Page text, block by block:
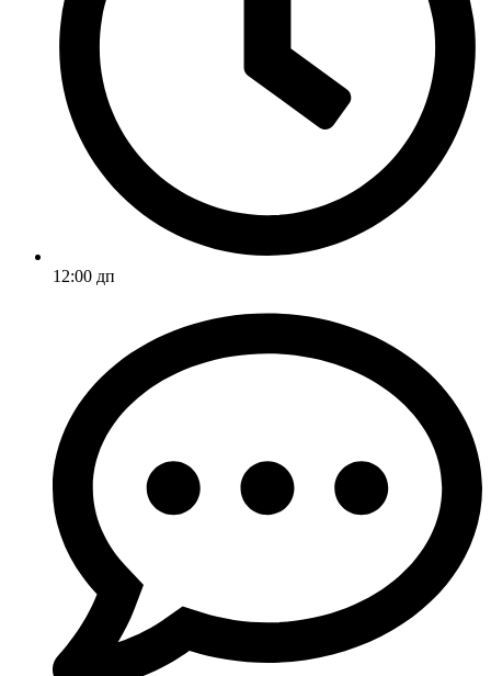
12:00 дп